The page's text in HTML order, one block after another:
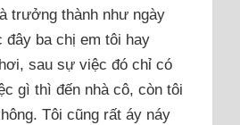
trưởng thành như ngày
đây ba chị em tôi hay
sau sự việc đó chỉ có
gì thì đến nhà cô, còn tôi
Tôi cũng rất áy náy